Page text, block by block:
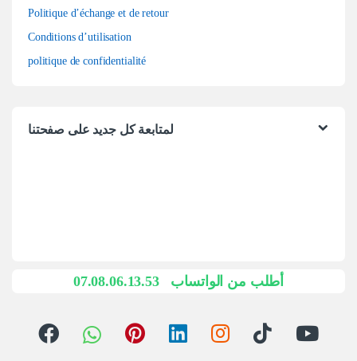
Politique d’échange et de retour
Conditions d’utilisation
politique de confidentialité
لمتابعة كل جديد على صفحتنا
07.08.06.13.53 أطلب من الواتساب